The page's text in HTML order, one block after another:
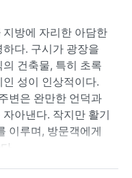
방에 자리한 아담한
다. 구시가 광장을
건축물, 특히 초록
성이 인상적이다.
변은 완만한 언덕과
아낸다. 작지만 활기
이루며, 방문객에게
.
윤 대륙성)에 속하는